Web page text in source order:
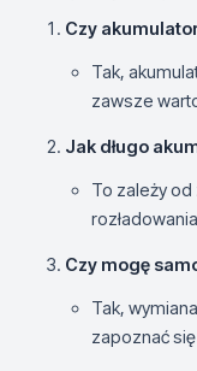
Czy
Tak,
zawsze
Jak długo
To zależy
Czy mogę
Tak,
zapoznać